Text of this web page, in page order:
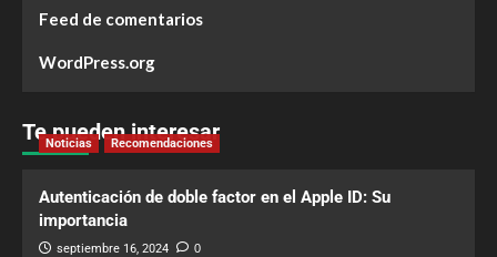
Feed de comentarios
WordPress.org
Te pueden interesar
Noticias Recomendaciones
Autenticación de doble factor en el Apple ID: Su
importancia
septiembre 16, 2024 0